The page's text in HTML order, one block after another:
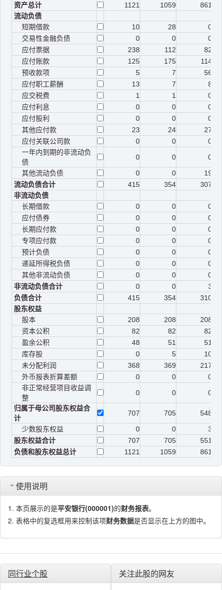
资产总计
1121 1059
861
流动负债
短期借款
10 28
0
交易性金融负债
0 0
0
应付票据
238 112
82
应付账款
125 175
114
预收款项
5 7
56
应付职工薪酬
13 7
8
应交税费
1 1
0
应付利息
0 0
0
应付股利
0 0
0
其他应付款
23 24
27
应付关联公司款
0 0
0
一年内到期的非流动负
债
0 0
0
其他流动负债
0 0
19
流动负债合计
415 354
307
非流动负债
长期借款
0 0
0
应付债券
0 0
0
长期应付款
0 0
0
专项应付款
0 0
0
预计负债
0 0
0
递延所得税负债
0 0
0
其他非流动负债
0 0
0
非流动负债合计
0 0
3
负债合计
415 354
310
股东权益
股本
208 208
208
资本公积
82 82
82
盈余公积
48 51
51
库存股
0 5
10
未分配利润
368 369
217
外币报表折算差额
0 0
0
非正常经营项目收益调
整
0 0
0
归属于母公司股东权益合
计
707 705
548
少数股东权益
0 0
3
股东权益合计
707 705
551
负债和股东权益总计
1121 1059 861
使用说明
本页展示的是平安银行(000001)的财务报表。
表格中的复选框用来控制该项财务数据是否显示在上方的图中。
同行业个股 关注此股的网友